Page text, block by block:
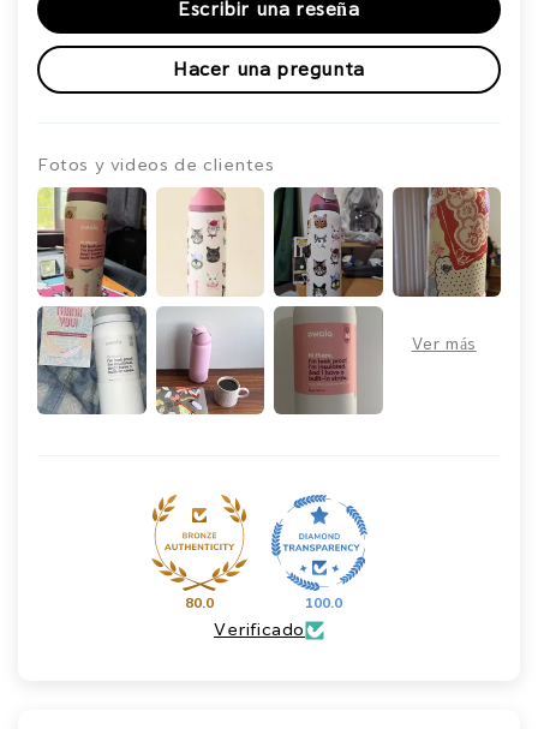
Escribir una reseña
Hacer una pregunta
Fotos y videos de clientes
80.0 100.0
Verificado